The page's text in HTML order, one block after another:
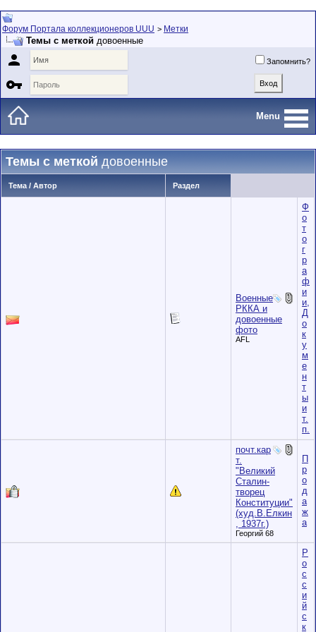
Форум Портала коллекционеров UUU > Метки
Темы с меткой довоенные
 Запомнить?

Menu
Темы с меткойдовоенные
Тема / Автор Раздел
Военные
РККА и
довоенные
фото
AFL
Ф
о
т
о
г
р
а
ф
и
и,
Д
о
к
у
м
е
н
т
ы
и
т.
п.
почт.кар
т.
"Великий
Сталин-
творец
Конституции"
(худ.В.Елкин
, 1937г.)
Георгий 68
П
р
о
д
а
ж
а
Р
о
с
с
и
й
c
к